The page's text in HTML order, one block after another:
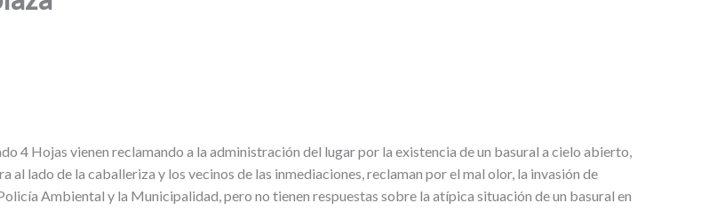
4 Hojas vienen reclamando a la administración del lugar por la existencia de un basural a cielo abierto,
lado de la caballeriza y los vecinos de las inmediaciones, reclaman por el mal olor, la invasión de
Ambiental y la Municipalidad, pero no tienen respuestas sobre la atípica situación de un basural en